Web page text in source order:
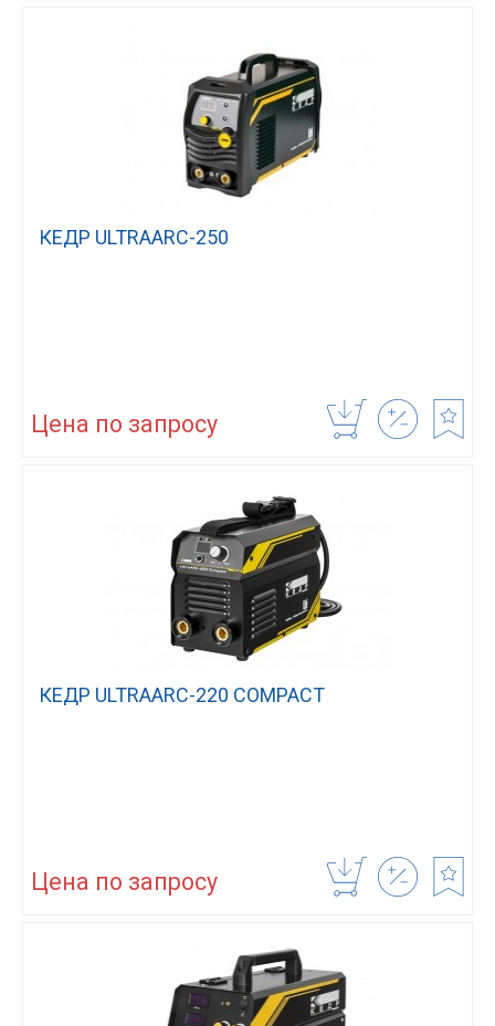
КЕДР ULTRAARC-250
Цена по запросу
КЕДР ULTRAARC-220 COMPACT
Цена по запросу